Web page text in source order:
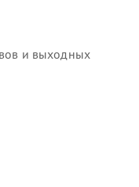
и выходных